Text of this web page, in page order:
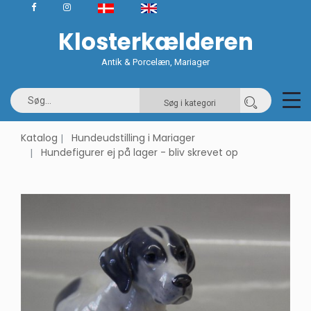
Klosterkælderen
Antik & Porcelæn, Mariager
Søg i kategori
Katalog
Hundeudstilling i Mariager
Hundefigurer ej på lager - bliv skrevet op